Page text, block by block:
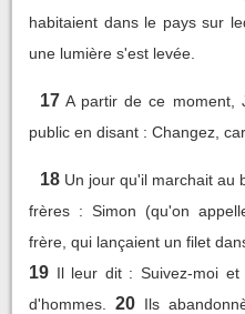
habitaient dans le pays sur
une lumière s'est levée.
17 A partir de ce moment,
public en disant : Changez,
18 Un jour qu'il marchait au
frères : Simon (qu'on
frère, qui lançaient un filet
19 Il leur dit : Suivez-moi
d'hommes.
20 Ils